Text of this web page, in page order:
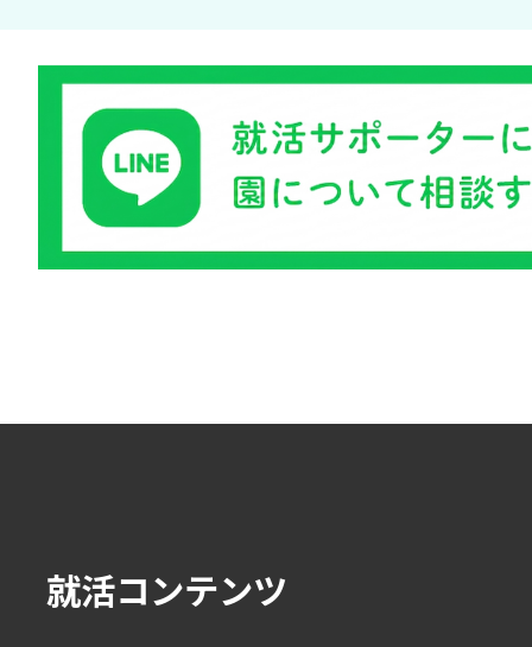
就活コンテンツ